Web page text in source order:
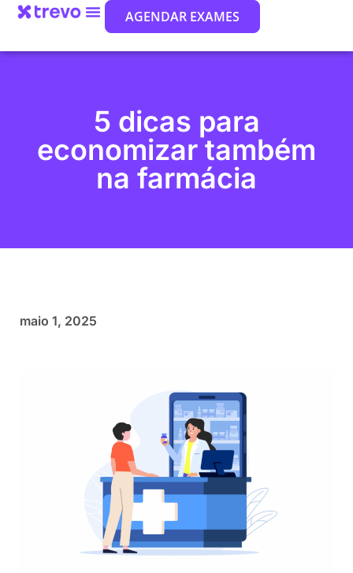
AGENDAR EXAMES
5 dicas para
economizar também
na farmácia
maio 1, 2025